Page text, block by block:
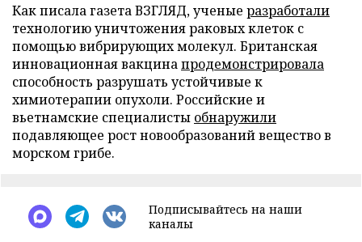
Как писала газета ВЗГЛЯД, ученые разработали
технологию уничтожения раковых клеток с
помощью вибрирующих молекул. Британская
инновационная вакцинапродемонстрировала
способность разрушать устойчивые к
химиотерапии опухоли. Российские и
вьетнамские специалисты обнаружили
подавляющее рост новообразований вещество в
морском грибе.
Подписывайтесь на наши
каналы